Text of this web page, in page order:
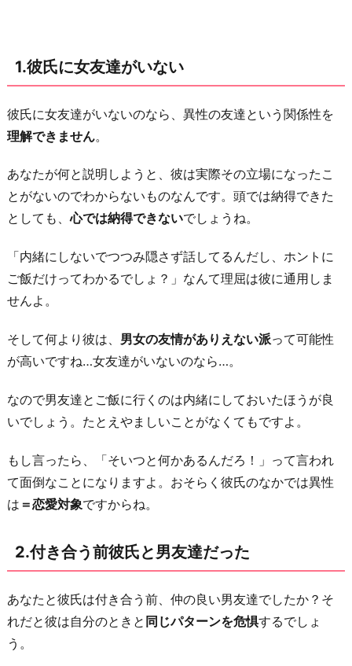
氏
と
男
友
だ
っ
た
3.
あ
な
の
酒
が
悪
お
酒
が
い
彼
氏
1.彼氏に女友達がいない
彼氏に女友達がいないのなら、異性の友達という関係性を
理解できません。
あなたが何と説明しようと、彼は実際その立場になったこ
とがないのでわからないものなんです。頭では納得できた
としても、心では納得できないでしょうね。
「内緒にしないでつつみ隠さず話してるんだし、ホントに
ご飯だけってわかるでしょ？」なんて理屈は彼に通用しま
せんよ。
そして何より彼は、 男女の友情がありえない派って可能性
が高いですね…女友達がいないのなら…。
なので男友達とご飯に行くのは内緒にしておいたほうが良
いでしょう。たとえやましいことがなくてもですよ。
もし言ったら、「そいつと何かあるんだろ！」って言われ
て面倒なことになりますよ。おそらく彼氏のなかでは異性
は ＝恋愛対象ですからね。
2.付き合う前彼氏と男友達だった
あなたと彼氏は付き合う前、仲の良い男友達でしたか？そ
れだと彼は自分のときと 同じパターンを危惧するでしょ
う。